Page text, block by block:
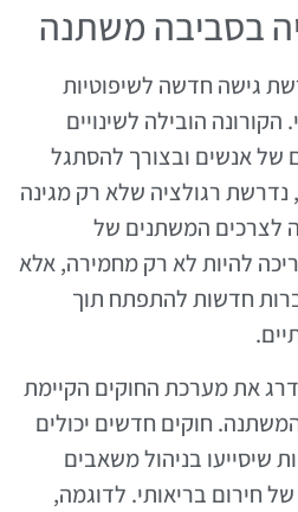
בסביבה משתנה
גישה חדשה לשיפוטיות
הובילה לשינויים
של אנשים ובצורך להסתגל
רגולציה שלא רק מגינה
לצרכים המשתנים של
להיות לא רק מחמירה, אלא
חדשות להתפתח תוך
את מערכת החוקים הקיימת
חוקים חדשים יכולים
שיסייעו בניהול משאבים
חירום בריאותי. לדוגמה,